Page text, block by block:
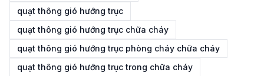
quạt thông gió hướng trục
quạt thông gió hướng trục chữa cháy
quạt thông gió hướng trục phòng cháy chữa cháy
quạt thông gió hướng trục trong chữa cháy